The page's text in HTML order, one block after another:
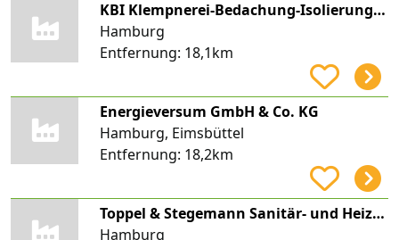
KBI Klempnerei-Bedachung-Isolierung GmbH
Hamburg
Entfernung: 18,1km
Energieversum GmbH & Co. KG
Hamburg, Eimsbüttel
Entfernung: 18,2km
Toppel & Stegemann Sanitär- und Heizungstechnik GmbH
Hamburg